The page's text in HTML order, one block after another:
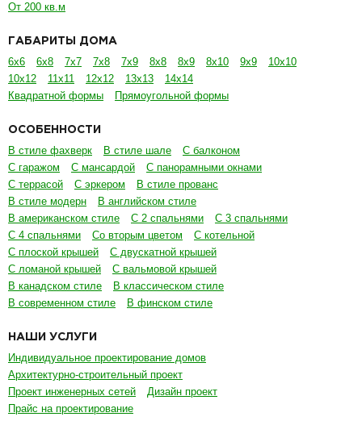
От 200 кв.м
ГАБАРИТЫ ДОМА
6х6 6х8 7х7 7х8 7х9 8х8 8х9 8х10 9х9
10х10
10х12
11х11 12х12 13х13
14х14
Квадратной формы
Прямоугольной формы
ОСОБЕННОСТИ
В стиле фахверк В стиле шале
С балконом
С гаражом
С мансардой
С панорамными окнами
С террасой
С эркером
В стиле прованс
В стиле модерн
В английском стиле
В американском стиле
С 2 спальнями
С 3 спальнями
С 4 спальнями
Со вторым цветом
С котельной
С плоской крышей
С двускатной крышей
С ломаной крышей
С вальмовой крышей
В канадском стиле
В классическом стиле
В современном стиле
В финском стиле
НАШИ УСЛУГИ
Индивидуальное проектирование домов
Архитектурно-строительный проект
Проект инженерных сетей
Дизайн проект
Прайс на проектирование